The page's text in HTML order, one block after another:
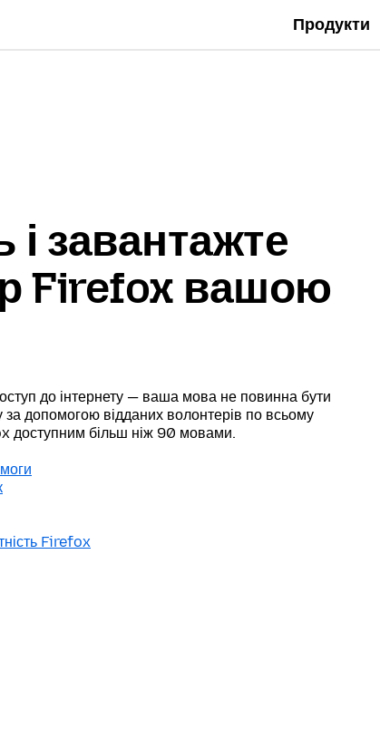
Продукти
і завантажте
Firefox вашою
до інтернету — ваша мова не повинна бути
допомогою відданих волонтерів по всьому
доступним більш ніж 90 мовами.
Firefox